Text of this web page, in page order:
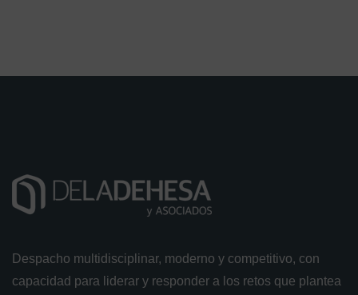
Despacho multidisciplinar, moderno y competitivo, con
capacidad para liderar y responder a los retos que plantea